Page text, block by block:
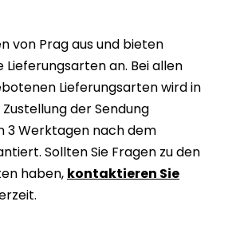
von Prag aus und bieten
Lieferungsarten an. Bei allen
Lieferungsarten wird in
der Sendung
3 Werktagen nach dem
Sollten Sie Fragen zu den
haben, kontaktieren Sie